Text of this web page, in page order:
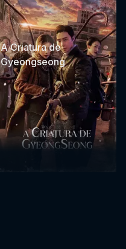
A Criatura de
Gyeongseong